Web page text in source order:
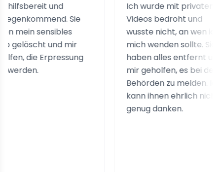
und
Sie
sensibles
und mir
Erpressung
Ich wurde mit privaten
Videos bedroht und
wusste nicht, an wen ich
mich wenden sollte. Sie
haben alles entfernt und
mir geholfen, es bei den
Behörden zu melden. Ich
kann ihnen ehrlich nicht
genug danken.